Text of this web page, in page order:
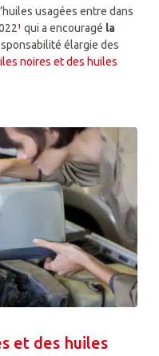
usagées entre dans
¹ qui a encouragé la
élargie des
noires et des huiles
et des huiles